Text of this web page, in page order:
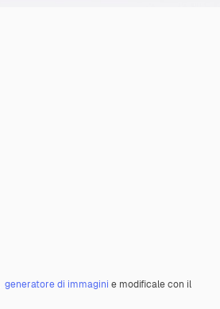
generatore di immagini e modificale con il